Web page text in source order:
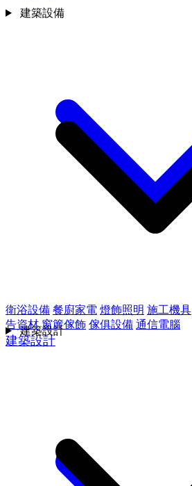
衛浴設備 餐廚家電 燈飾照明 施工機具
告資材 窗簾傢飾 傢俱設備 通信電腦
建築設計
建築設備
建築設計